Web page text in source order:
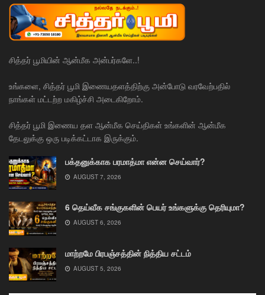
சித்தர் பூமியின் ஆன்மீக அன்பர்களே..!
உங்களை, சித்தர் பூமி இணையதளத்திற்கு அன்போடு வரவேற்பதில்
நாங்கள் மட்டற்ற மகிழ்ச்சி அடைகிறோம்.
சித்தர் பூமி இணைய தள ஆன்மீக செய்திகள் உங்களின் ஆன்மீக
தேடலுக்கு ஒரு படிக்கட்டாக இருக்கும்.
பக்தனுக்காக பரமாத்மா என்ன செய்வார்?
AUGUST 7, 2026
6 தெய்வீக சங்குகளின் பெயர் உங்களுக்கு தெரியுமா?
AUGUST 6, 2026
மாற்றமே பிரபஞ்சத்தின் நித்திய சட்டம்
AUGUST 5, 2026